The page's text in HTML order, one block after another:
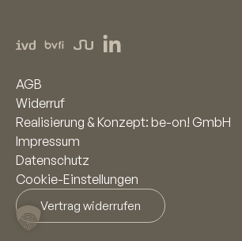
AGB
Widerruf
Realisierung & Konzept: be-on! GmbH
Impressum
Datenschutz
Cookie-Einstellungen
Vertrag widerrufen